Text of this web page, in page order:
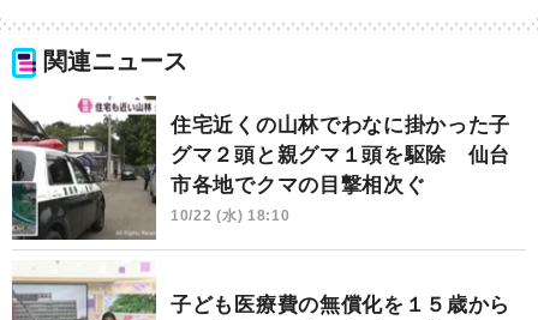
関連ニュース
住宅近くの山林でわなに掛かった子
グマ２頭と親グマ１頭を駆除 仙台
市各地でクマの目撃相次ぐ
10/22 (水) 18:10
子ども医療費の無償化を１５歳から